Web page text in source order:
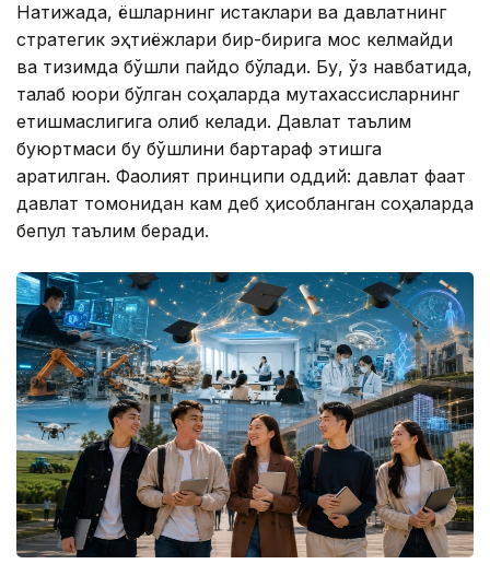
Натижада, ёшларнинг истаклари ва давлатнинг
стратегик эҳтиёжлари бир-бирига мос келмайди
ва тизимда бўшлиқ пайдо бўлади. Бу, ўз навбатида,
талаб юқори бўлган соҳаларда мутахассисларнинг
етишмаслигига олиб келади. Давлат таълим
буюртмаси бу бўшлиқни бартараф этишга
қаратилган. Фаолият принципи оддий: давлат фақат
давлат томонидан кам деб ҳисобланган соҳаларда
бепул таълим беради.